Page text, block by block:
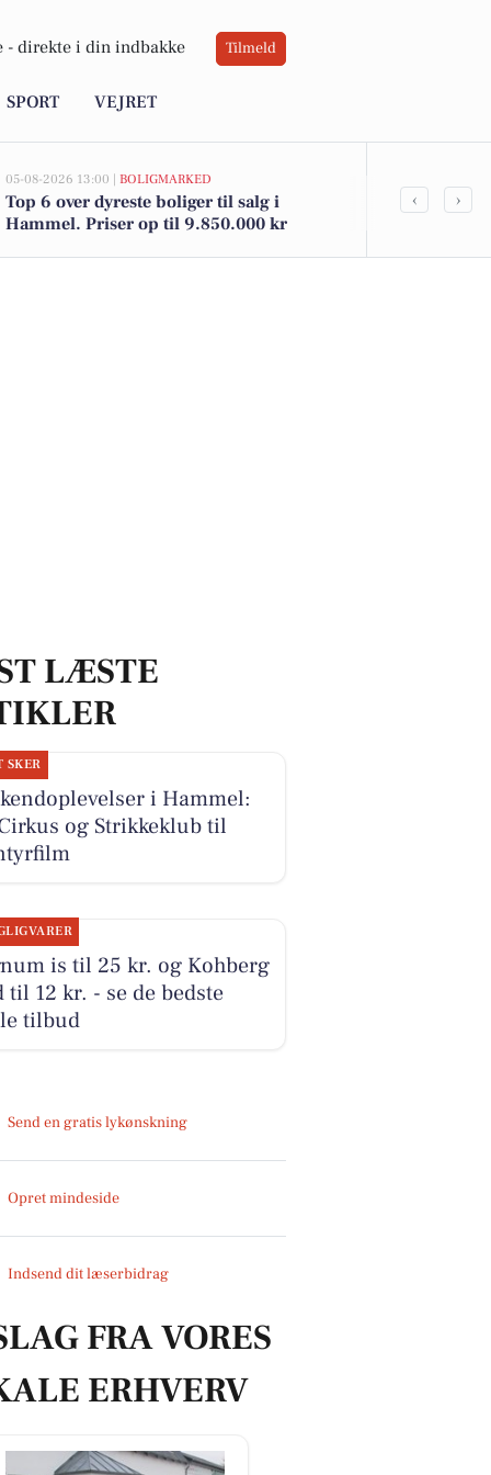
- direkte i din indbakke Tilmeld
SPORT VEJRET
05-08-2026 13:00 | BOLIGMARKED
Top 6 over dyreste boliger til salg i
Hammel. Priser op til 9.850.000 kr
‹ ›
LÆSTE
SKER
i Hammel:
og Strikkeklub til
is til 25 kr. og Kohberg
til 12 kr. - se de bedste
tilbud
Send en gratis lykønskning
Opret mindeside
Indsend dit læserbidrag
FRA VORES
ERHVERV